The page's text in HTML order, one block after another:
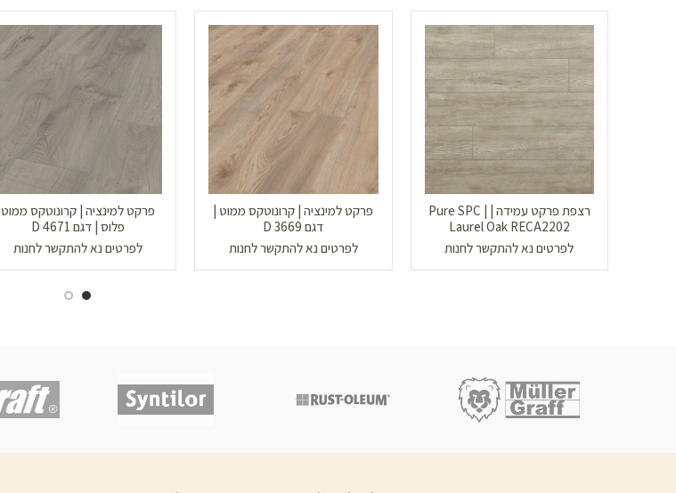
רצפת פרקט עמידה | Pure SPC |
Laurel Oak RECA2202
לפרטים נא להתקשר לחנות
פרקט למינציה | קרונוטקס ממוט |
דגם D 3669
לפרטים נא להתקשר לחנות
פרקט למינציה | קרונוטקס ממוט
פלוס | דגם D 4671
לפרטים נא להתקשר לחנות